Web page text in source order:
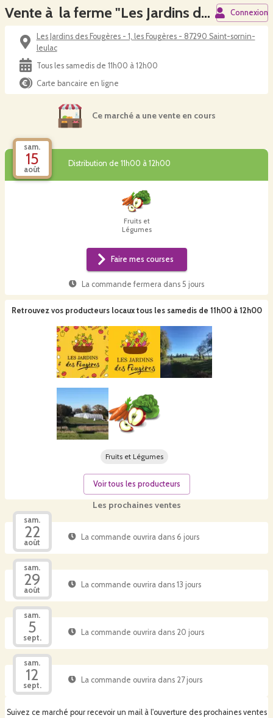
Vente à la ferme "Les Jardins des Fougères" Connexion
Les Jardins des Fougères - 1, les Fougères - 87290 Saint-sornin-
leulac
Tous les samedis de 11h00 à 12h00
Carte bancaire en ligne
Ce marché a une vente en cours
sam.
15
août
Distribution de 11h00 à 12h00
Fruits et
Légumes
Faire mes courses
La commande fermera dans 5 jours
Les prochaines ventes
sam.
22
août
La commande ouvrira dans 6 jours
sam.
29
août
La commande ouvrira dans 13 jours
sam.
5
sept.
La commande ouvrira dans 20 jours
sam.
12
sept.
La commande ouvrira dans 27 jours
Suivez ce marché pour recevoir un mail à l'ouverture des prochaines ventes
Retrouvez vos producteurs locaux tous les samedis de 11h00 à 12h00
Fruits et Légumes
Voir tous les producteurs